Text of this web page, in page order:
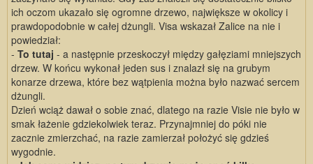
ich oczom ukazało się ogromne drzewo, największe w okolicy i
prawdopodobnie w całej dżungli. Visa wskazał Zalice na nie i
powiedział:
- To tutaj - a następnie przeskoczył między gałęziami mniejszych
drzew. W końcu wykonał jeden sus i znalazł się na grubym
konarze drzewa, które bez wątpienia można było nazwać sercem
dżungli.
Dzień wciąż dawał o sobie znać, dlatego na razie Visie nie było w
smak łażenie gdziekolwiek teraz. Przynajmniej do póki nie
zacznie zmierzchać, na razie zamierzał położyć się gdzieś
wygodnie.